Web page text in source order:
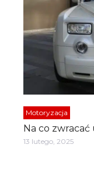
Motoryzacja
Na co
13 lutego, 2025